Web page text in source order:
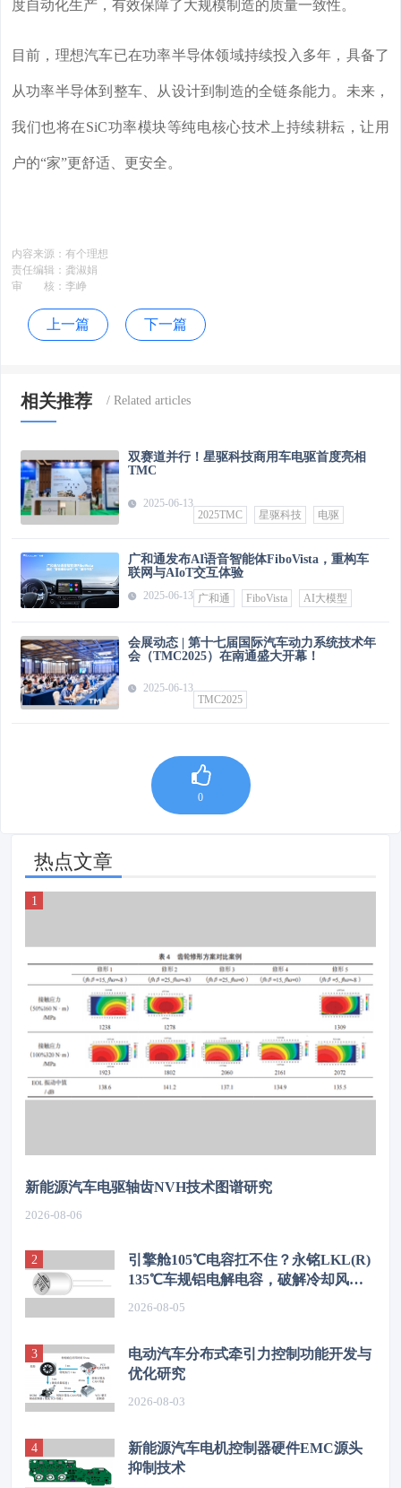
度自动化生产，有效保障了大规模制造的质量一致性。
目前，理想汽车已在功率半导体领域持续投入多年，具备了
从功率半导体到整车、从设计到制造的全链条能力。未来，
我们也将在SiC功率模块等纯电核心技术上持续耕耘，让用
户的“家”更舒适、更安全。
内容来源： 有个理想
责任编辑： 龚淑娟
审 核： 李峥
上一篇 下一篇
相关推荐
双赛道并行！星驱科技商用车电驱首度亮相
TMC
2025-06-13
2025TMC
星驱科技 电驱
广和通发布AI语音智能体FiboVista，重构车
联网与AIoT交互体验
2025-06-13 广和通 FiboVista AI大模型
会展动态 | 第十七届国际汽车动力系统技术年
会（TMC2025）在南通盛大开幕！
2025-06-13
TMC2025
0
热点文章
新能源汽车电驱轴齿NVH技术图谱研究
2026-08-06
引擎舱105℃电容扛不住？永铭LKL(R)
135℃车规铝电解电容，破解冷却风扇
2026-08-05
电动汽车分布式牵引力控制功能开发与
优化研究
2026-08-03
新能源汽车电机控制器硬件EMC源头
抑制技术